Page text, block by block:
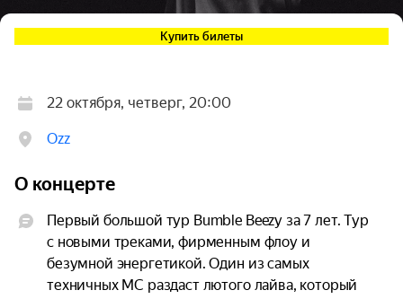
Купить билеты
22 октября, четверг, 20:00
Ozz
О концерте
Первый большой тур Bumble Beezy за 7 лет. Тур
с новыми треками, фирменным флоу и
безумной энергетикой. Один из самых
техничных МС раздаст лютого лайва, который